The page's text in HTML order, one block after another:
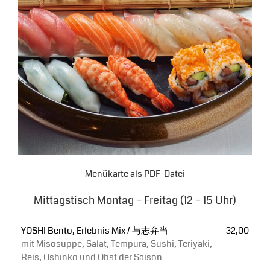
Menükarte als PDF-Datei
Mittagstisch Montag – Freitag (12 – 15 Uhr)
YOSHI Bento, Erlebnis Mix / 与志弁当
mit Misosuppe, Salat, Tempura, Sushi, Teriyaki,
Reis, Oshinko und Obst der Saison
32,00